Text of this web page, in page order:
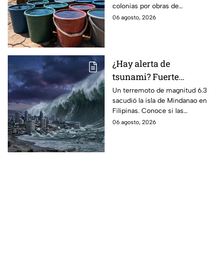
pozos
colonias por obras de
mantenimiento. Conoce
06 agosto, 2026
¿Hay alerta de
tsunami? Fuerte
terremoto de magnitud
6.3; esto es lo que se
sabe
Un terremoto de magnitud 6.3
sacudió la isla de Mindanao en
Filipinas. Conoce si las
autoridades activaron la alerta
06 agosto, 2026